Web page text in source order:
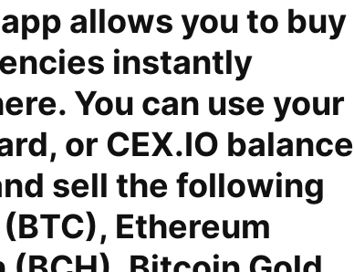
allows you to buy
instantly
You can use your
or CEX.IO balance
sell the following
Ethereum